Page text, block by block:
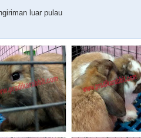
luar pulau